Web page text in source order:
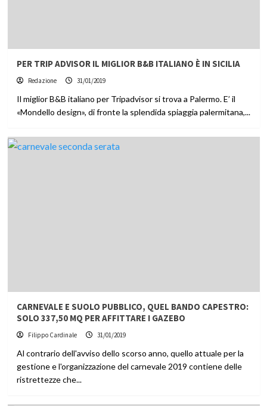
PER TRIP ADVISOR IL MIGLIOR B&B ITALIANO È IN SICILIA
Redazione 31/01/2019
Il miglior B&B italiano per Tripadvisor si trova a Palermo. E’ il
«Mondello design», di fronte la splendida spiaggia palermitana,...
CARNEVALE E SUOLO PUBBLICO, QUEL BANDO CAPESTRO:
SOLO 337,50 MQ PER AFFITTARE I GAZEBO
Filippo Cardinale 31/01/2019
Al contrario dell'avviso dello scorso anno, quello attuale per la
gestione e l'organizzazione del carnevale 2019 contiene delle
ristrettezze che...